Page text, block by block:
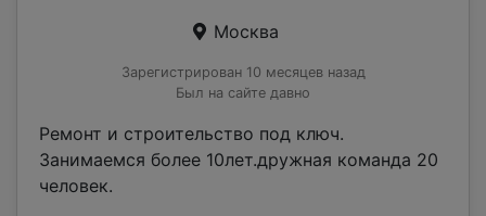
Москва
Зарегистрирован 10 месяцев назад
Был на сайте давно
Ремонт и строительство под ключ.
Занимаемся более 10лет.дружная команда 20
человек.